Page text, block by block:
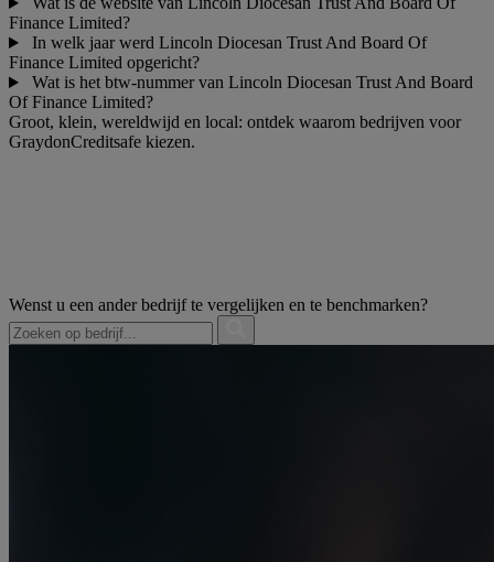
Finance Limited?
In welk jaar werd Lincoln Diocesan Trust And Board Of
Finance Limited opgericht?
Wat is het btw-nummer van Lincoln Diocesan Trust And Board
Of Finance Limited?
Groot, klein, wereldwijd en local: ontdek waarom bedrijven voor
GraydonCreditsafe kiezen.
Wenst u een ander bedrijf te vergelijken en te benchmarken?